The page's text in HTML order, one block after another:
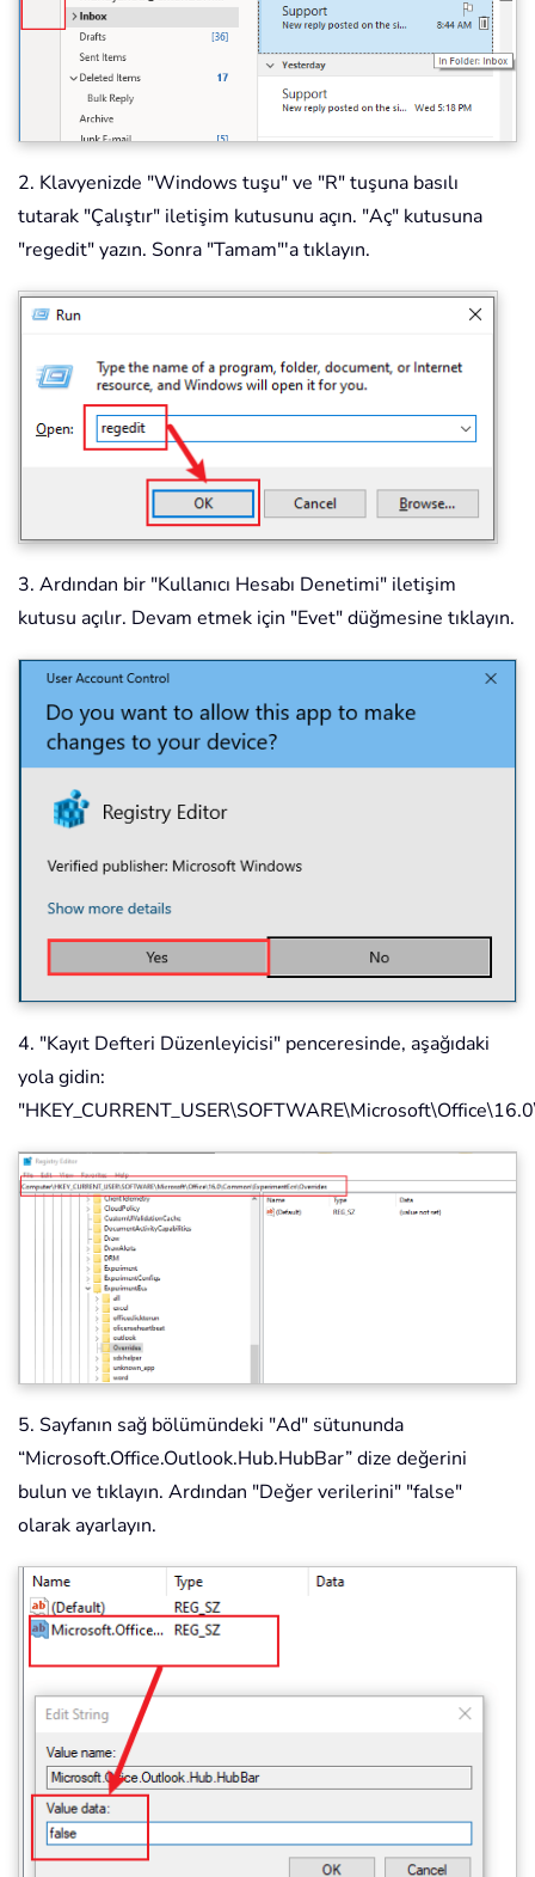
2. Klavyenizde "Windows tuşu" ve "R" tuşuna basılı
tutarak "Çalıştır" iletişim kutusunu açın. "Aç" kutusuna
"regedit" yazın. Sonra "Tamam"'a tıklayın.
3. Ardından bir "Kullanıcı Hesabı Denetimi" iletişim
kutusu açılır. Devam etmek için "Evet" düğmesine tıklayın.
4. "Kayıt Defteri Düzenleyicisi" penceresinde, aşağıdaki
yola gidin:
5. Sayfanın sağ bölümündeki "Ad" sütununda
“Microsoft.Office.Outlook.Hub.HubBar” dize değerini
bulun ve tıklayın. Ardından "Değer verilerini" "false"
olarak ayarlayın.